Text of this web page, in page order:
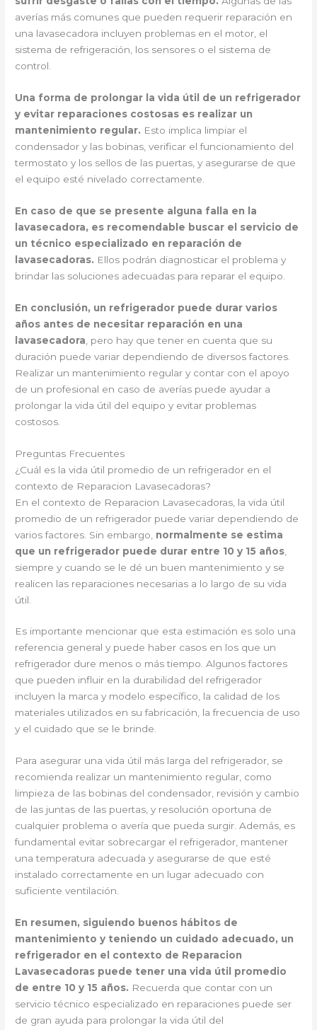
averías más comunes que pueden requerir reparación en
una lavasecadora incluyen problemas en el motor, el
sistema de refrigeración, los sensores o el sistema de
control.
Una forma de prolongar la vida útil de un refrigerador
y evitar reparaciones costosas es realizar un
mantenimiento regular. Esto implica limpiar el
condensador y las bobinas, verificar el funcionamiento del
termostato y los sellos de las puertas, y asegurarse de que
el equipo esté nivelado correctamente.
En caso de que se presente alguna falla en la
lavasecadora, es recomendable buscar el servicio de
un técnico especializado en reparación de
lavasecadoras. Ellos podrán diagnosticar el problema y
brindar las soluciones adecuadas para reparar el equipo.
En conclusión, un refrigerador puede durar varios
años antes de necesitar reparación en una
lavasecadora , pero hay que tener en cuenta que su
duración puede variar dependiendo de diversos factores.
Realizar un mantenimiento regular y contar con el apoyo
de un profesional en caso de averías puede ayudar a
prolongar la vida útil del equipo y evitar problemas
costosos.
Preguntas Frecuentes
¿Cuál es la vida útil promedio de un refrigerador en el
contexto de Reparacion Lavasecadoras?
En el contexto de Reparacion Lavasecadoras, la vida útil
promedio de un refrigerador puede variar dependiendo de
varios factores. Sin embargo, normalmente se estima
que un refrigerador puede durar entre 10 y 15 años
siempre y cuando se le dé un buen mantenimiento y se
realicen las reparaciones necesarias a lo largo de su vida
útil.
Es importante mencionar que esta estimación es solo una
referencia general y puede haber casos en los que un
refrigerador dure menos o más tiempo. Algunos factores
que pueden influir en la durabilidad del refrigerador
incluyen la marca y modelo específico, la calidad de los
materiales utilizados en su fabricación, la frecuencia de uso
y el cuidado que se le brinde.
Para asegurar una vida útil más larga del refrigerador, se
recomienda realizar un mantenimiento regular, como
limpieza de las bobinas del condensador, revisión y cambio
de las juntas de las puertas, y resolución oportuna de
cualquier problema o avería que pueda surgir. Además, es
fundamental evitar sobrecargar el refrigerador, mantener
una temperatura adecuada y asegurarse de que esté
instalado correctamente en un lugar adecuado con
suficiente ventilación.
En resumen, siguiendo buenos hábitos de
mantenimiento y teniendo un cuidado adecuado, un
refrigerador en el contexto de Reparacion
Lavasecadoras puede tener una vida útil promedio
de entre 10 y 15 años. Recuerda que contar con un
servicio técnico especializado en reparaciones puede ser
de gran ayuda para prolongar la vida útil del